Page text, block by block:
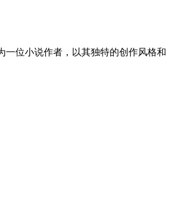
一位小说作者，以其独特的创作风格和